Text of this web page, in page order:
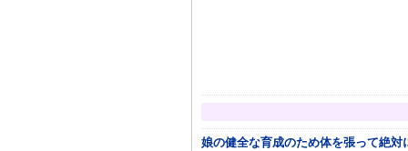
娘の健全な育成のため体を張って絶